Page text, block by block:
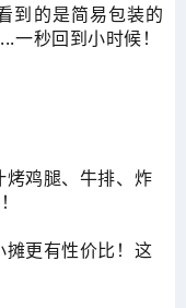
到的是简易包装的
一秒回到小时候！
鸡腿、牛排、炸
更有性价比！ 这